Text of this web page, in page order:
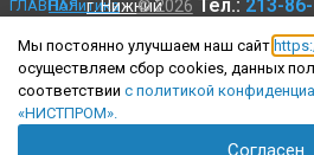
ГЛАВНАЯ
НАШИ
РАБОТЫ
КОНТАКТЫ
Политика
Пользовательское
соглашение
г. Нижний
переулок
Нартова,
© 2026
- все права защищены.
Создание
Тел.: 213-
Мы постоянно улучшаем наш сайт
осуществляем сбор cookies, данных
соответствии с политикой
«НИСТПРОМ».
Согласен